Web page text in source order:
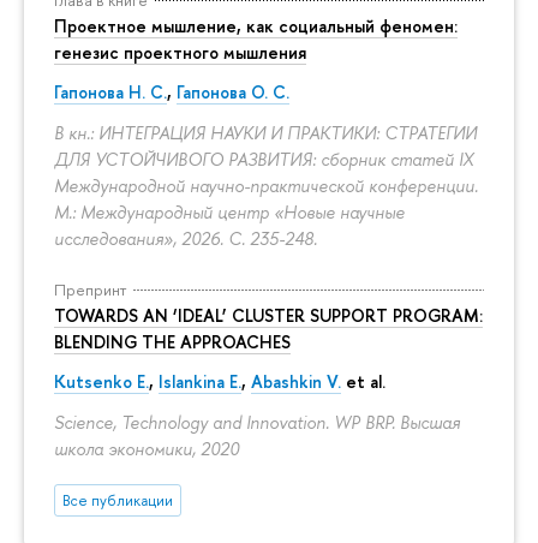
Проектное мышление, как социальный феномен:
генезис проектного мышления
Гапонова Н. С., Гапонова О. С.
В кн.: ИНТЕГРАЦИЯ НАУКИ И ПРАКТИКИ: СТРАТЕГИИ
ДЛЯ УСТОЙЧИВОГО РАЗВИТИЯ: сборник статей IX
Международной научно-практической конференции.
М.: Международный центр «Новые научные
исследования», 2026. С. 235-248.
Препринт
TOWARDS AN ‘IDEAL’ CLUSTER SUPPORT PROGRAM:
BLENDING THE APPROACHES
Kutsenko E., Islankina E., Abashkin V. et al.
Science, Technology and Innovation. WP BRP. Высшая
школа экономики, 2020
Все публикации